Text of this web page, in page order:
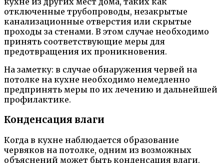
отключенные трубопроводы, незакрытые
канализационные отверстия или скрытые
проходы за стенами. В этом случае необходимо
принять соответствующие меры для
предотвращения их проникновения.
На заметку: в случае обнаружения червей на
потолке на кухне необходимо немедленно
предпринять меры по их лечению и дальнейшей
профилактике.
Конденсация влаги
Когда в кухне наблюдается образование
червяков на потолке, одним из возможных
объяснений может быть конденсация влаги.